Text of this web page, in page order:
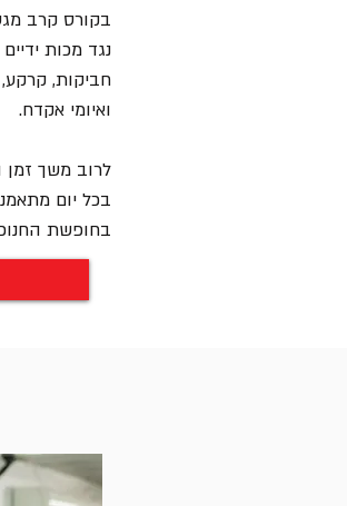
בקורס קרב
נגד מכות
חביקות,
ואיומי אקדח.
לרוב משך
בחופשת